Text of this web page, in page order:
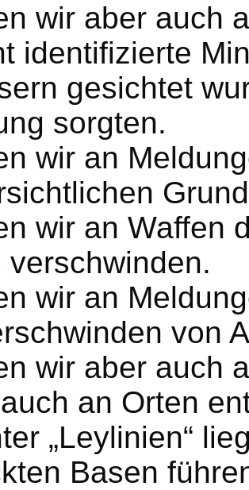
wir aber auch
identifizierte
gesichtet
sorgten.
wir an
wir an Waffen
verschwinden.
wir an
von
wir aber auch
an Orten
„Leylinien“
Basen